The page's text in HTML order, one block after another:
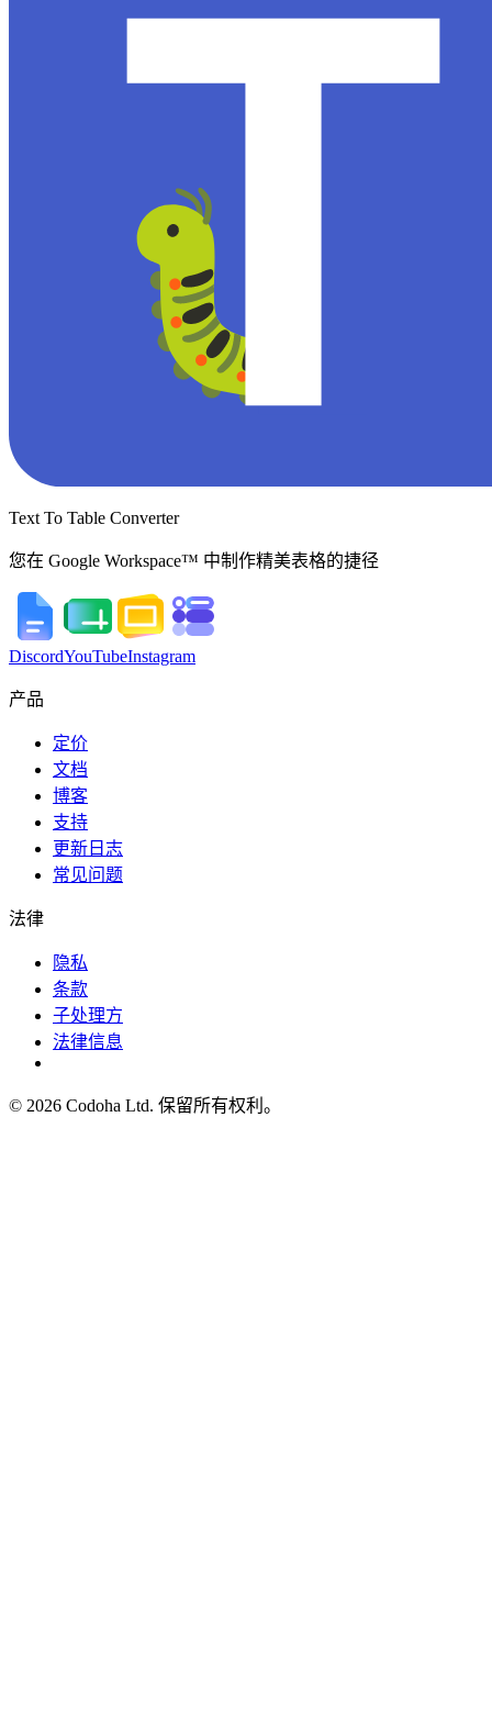
Text To Table Converter
您在 Google Workspace™ 中制作精美表格的捷径
DiscordYouTubeInstagram
产品
定价
文档
博客
支持
更新日志
常见问题
法律
隐私
条款
子处理方
法律信息
© 2026 Codoha Ltd. 保留所有权利。